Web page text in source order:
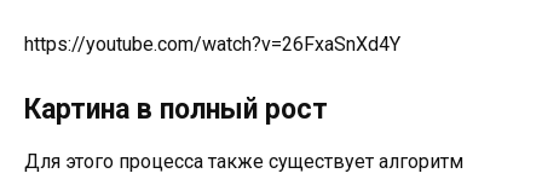
https://youtube.com/watch?v=26FxaSnXd4Y
Картина в полный рост
Для этого процесса также существует алгоритм